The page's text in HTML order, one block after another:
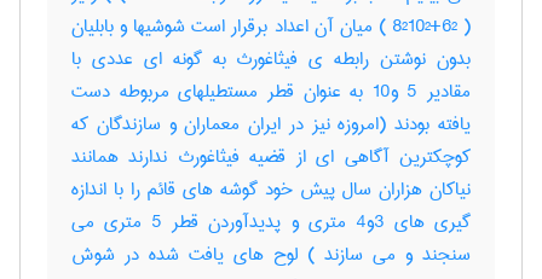
( 6²+8²10² ) میان آن اعداد برقرار است شوشیها و بابلیان
بدون نوشتن رابطه ی فیثاغورث به گونه ای عددی با
مقادیر 5 و10 به عنوان قطر مستطیلهای مربوطه دست
یافته بودند (امروزه نیز در ایران معماران و سازندگان که
کوچکترین آگاهی ای از قضیه فیثاغورث ندارند همانند
نیاکان هزاران سال پیش خود گوشه های قائم را با اندازه
گیری های 3و4 متری و پدیدآوردن قطر 5 متری می
سنجند و می سازند ) لوح های یافت شده در شوش